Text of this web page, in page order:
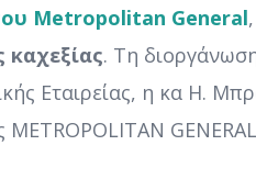
Metropolitan General
καχεξίας. Τη
Εταιρείας, η κα Η.